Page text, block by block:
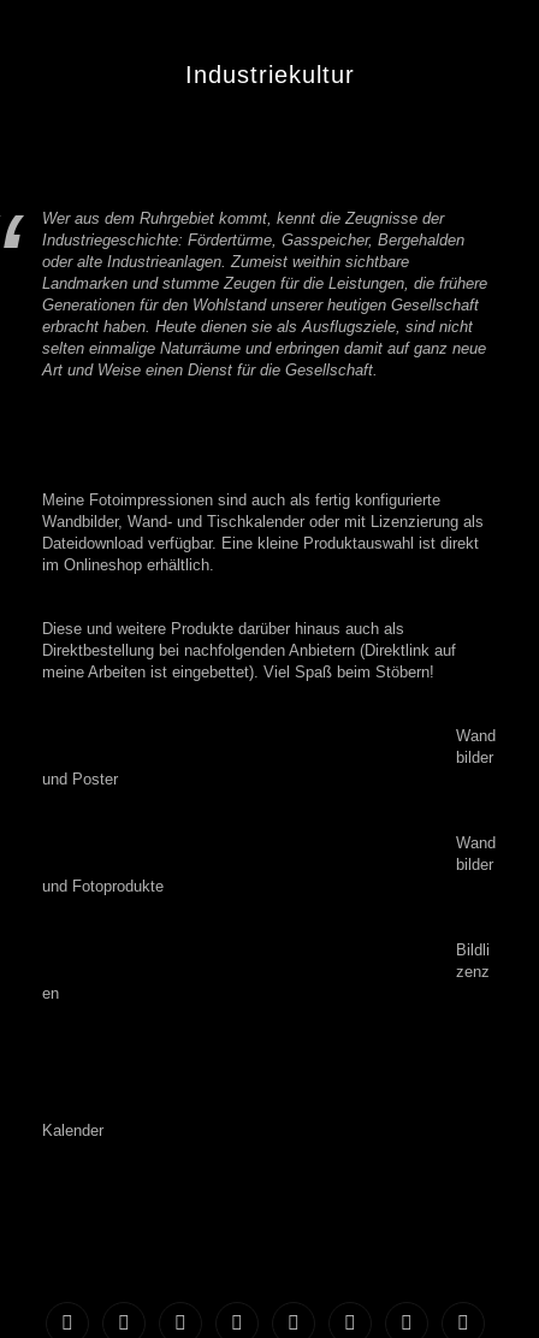
Industriekultur
Wer aus dem Ruhrgebiet kommt, kennt die Zeugnisse der
Industriegeschichte: Fördertürme, Gasspeicher, Bergehalden
oder alte Industrieanlagen. Zumeist weithin sichtbare
Landmarken und stumme Zeugen für die Leistungen, die frühere
Generationen für den Wohlstand unserer heutigen Gesellschaft
erbracht haben. Heute dienen sie als Ausflugsziele, sind nicht
selten einmalige Naturräume und erbringen damit auf ganz neue
Art und Weise einen Dienst für die Gesellschaft.
Meine Fotoimpressionen sind auch als fertig konfigurierte
Wandbilder, Wand- und Tischkalender oder mit Lizenzierung als
Dateidownload verfügbar. Eine kleine Produktauswahl ist direkt
im Onlineshop erhältlich.
Diese und weitere Produkte darüber hinaus auch als
Direktbestellung bei nachfolgenden Anbietern (Direktlink auf
meine Arbeiten ist eingebettet). Viel Spaß beim Stöbern!
Wand
bilder
und Poster
Wand
bilder
und Fotoprodukte
Bildli
zenz
en
Kalender